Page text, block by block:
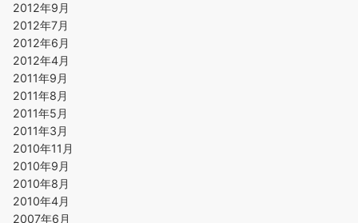
2012年9月
2012年7月
2012年6月
2012年4月
2011年9月
2011年8月
2011年5月
2011年3月
2010年11月
2010年9月
2010年8月
2010年4月
2007年6月